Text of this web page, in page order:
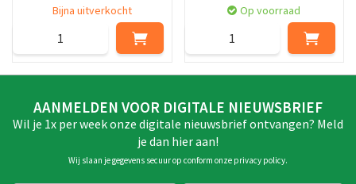
Bijna uitverkocht Op voorraad
AANMELDEN VOOR DIGITALE NIEUWSBRIEF
Wil je 1x per week onze digitale nieuwsbrief ontvangen? Meld
je dan hier aan!
Wij slaan je gegevens secuur op conform onze privacy policy.